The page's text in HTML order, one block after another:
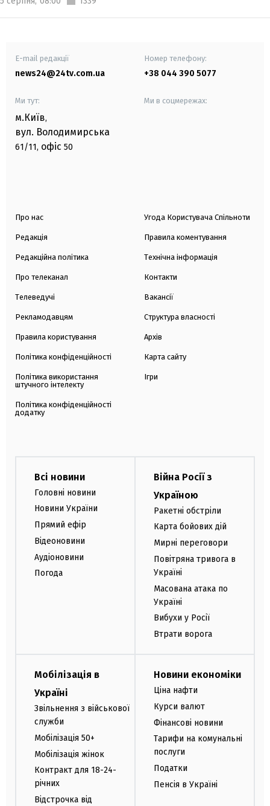
E-mail редакції
news24@24tv.com.ua
Номер телефону:
+38 044 390 5077
Ми тут:
м.Київ,
вул. Володимирська
61/11, офіс 50
Ми в соцмережах:
Про нас
Редакція
Редакційна політика
Про телеканал
Телеведучі
Рекламодавцям
Правила користування
Політика конфіденційності
Політика використання
штучного інтелекту
Політика конфіденційності
додатку
Угода Користувача Спільноти
Правила коментування
Технічна інформація
Контакти
Вакансії
Структура власності
Архів
Карта сайту
Ігри
Всі новини
Головні новини
Новини України
Прямий ефір
Відеоновини
Аудіоновини
Погода
Війна Росії з
Україною
Ракетні обстріли
Карта бойових дій
Мирні переговори
Повітряна тривога в
Україні
Масована атака по
Україні
Вибухи у Росії
Втрати ворога
Мобілізація в
Україні
Звільнення з військової
служби
Мобілізація 50+
Мобілізація жінок
Контракт для 18-24-
річних
Відстрочка від
Новини економіки
Ціна нафти
Курси валют
Фінансові новини
Тарифи на комунальні
послуги
Податки
Пенсія в Україні